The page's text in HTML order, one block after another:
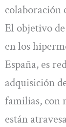
colaboración
El objetivo
en los
España, es
adquisición
familias, con
están